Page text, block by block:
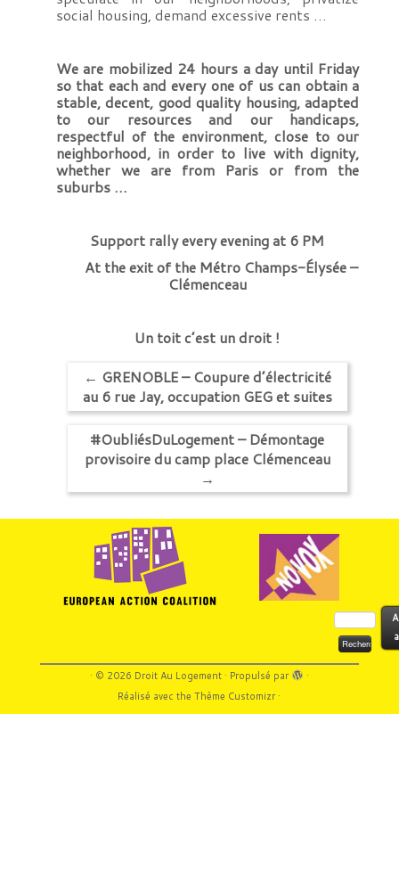
social housing, demand excessive rents …
We are mobilized 24 hours a day until Friday
so that each and every one of us can obtain a
stable, decent, good quality housing, adapted
to our resources and our handicaps,
respectful of the environment, close to our
neighborhood, in order to live with dignity,
whether we are from Paris or from the
suburbs …
Support rally every evening at 6 PM
At the exit of the Métro Champs-Élysée –
Clémenceau
Un toit c’est un droit !
← GRENOBLE – Coupure d’électricité
au 6 rue Jay, occupation GEG et suites
#OubliésDuLogement – Démontage
provisoire du camp place Clémenceau
→
Rechercher :
· © 2026 Droit Au Logement· Propulsé par
·
Réalisé avec theThème Customizr·